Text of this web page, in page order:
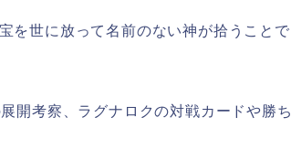
を世に放って名前のない神が拾うことで
開考察、ラグナロクの対戦カードや勝ち